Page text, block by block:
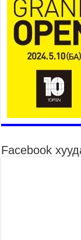
мэргэнээ сорьж
2026 оны 7 сар 15 / 11
Төв цэнгэлдэхийн
2026 оны 7 сар 15 / 10
Үндэсний их баяр
насанд хүрэгчдийн
үргэлжилж байна
2026 оны 7 сар 15 / 10
Үндэсний их баяр
Facebook